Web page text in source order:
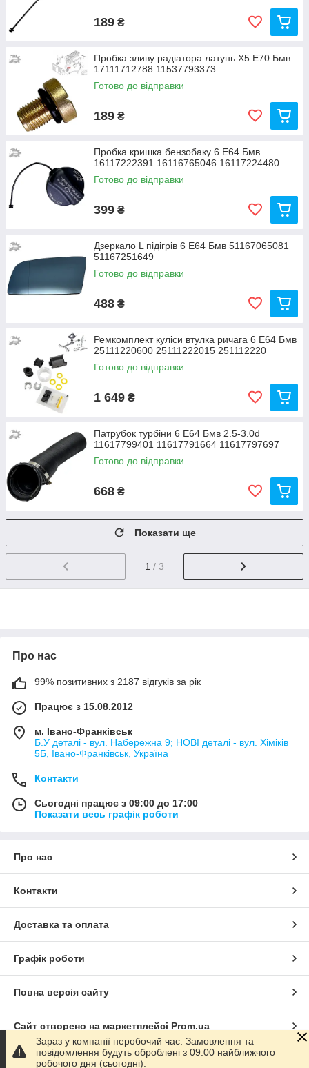
189 ₴
Пробка зливу радіатора латунь Х5 Е70 Бмв
17111712788 11537793373
Готово до відправки
189 ₴
Пробка кришка бензобаку 6 Е64 Бмв
16117222391 16116765046 16117224480
Готово до відправки
399 ₴
Дзеркало L підігрів 6 Е64 Бмв 51167065081
51167251649
Готово до відправки
488 ₴
Ремкомплект куліси втулка ричага 6 Е64 Бмв
25111220600 25111222015 251112220
Готово до відправки
1 649 ₴
Патрубок турбіни 6 Е64 Бмв 2.5-3.0d
11617799401 11617791664 11617797697
Готово до відправки
668 ₴
Показати ще
1 / 3
Про нас
99% позитивних з 2187 відгуків за рік
Працює з 15.08.2012
м. Івано-Франківськ
Б.У деталі - вул. Набережна 9; НОВІ деталі - вул. Хіміків
5Б, Івано-Франківськ, Україна
Контакти
Сьогодні працює з 09:00 до 17:00
Показати весь графік роботи
Про нас
Контакти
Доставка та оплата
Графік роботи
Повна версія сайту
Сайт створено на маркетплейсі Prom.ua
Політика конфіденційності
Зараз у компанії неробочий час. Замовлення та
повідомлення будуть оброблені з 09:00 найближчого
робочого дня (сьогодні).